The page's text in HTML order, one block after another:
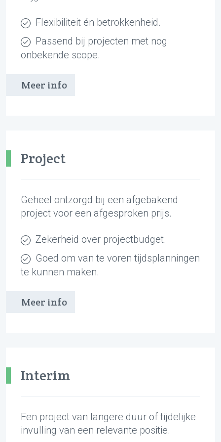
Flexibiliteit én betrokkenheid.
Passend bij projecten met nog
onbekende scope.
Meer info
Project
Geheel ontzorgd bij een afgebakend
project voor een afgesproken prijs.
Zekerheid over projectbudget.
Goed om van te voren tijdsplanningen
te kunnen maken.
Meer info
Interim
Een project van langere duur of tijdelijke
invulling van een relevante positie.